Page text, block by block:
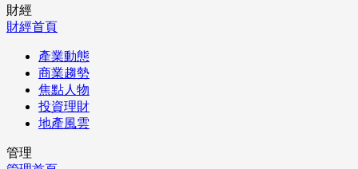
財經
財經首頁
產業動態
商業趨勢
焦點人物
投資理財
地產風雲
管理